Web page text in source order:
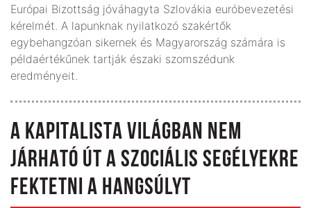
Európai Bizottság jóváhagyta Szlovákia euróbevezetési
kérelmét. A lapunknak nyilatkozó szakértők
egybehangzóan sikernek és Magyar­ország számára is
példaértékűnek tartják északi szomszédunk
eredményeit.
A KAPITALISTA VILÁGBAN NEM
JÁRHATÓ ÚT A SZOCIÁLIS SEGÉLYEKRE
FEKTETNI A HANGSÚLYT